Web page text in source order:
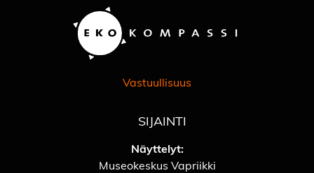
Vastuullisuus
SIJAINTI
Näyttelyt:
Museokeskus Vapriikki